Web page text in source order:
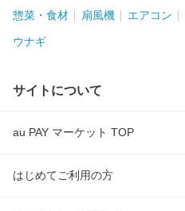
惣菜・食材 扇風機 エアコン
ウナギ
サイトについて
au PAY マーケット TOP
はじめてご利用の方